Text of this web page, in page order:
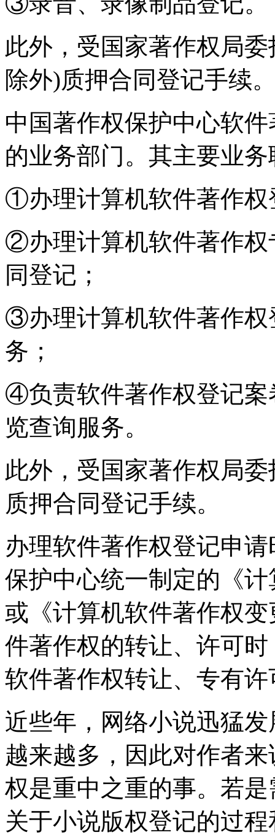
此外，受国家著作权局
除外)质押合同登记手续
中国著作权保护中心软
的业务部门。其主要业
①办理计算机软件著作权
②办理计算机软件著作权
同登记；
③办理计算机软件著作权
务；
④负责软件著作权登记案
览查询服务。
此外，受国家著作权局
质押合同登记手续。
办理软件著作权登记申
保护中心统一制定的《
或《计算机软件著作权
件著作权的转让、许可
软件著作权转让、专有
近些年，网络小说迅猛
越来越多，因此对作者
权是重中之重的事。若
关于小说版权登记的过